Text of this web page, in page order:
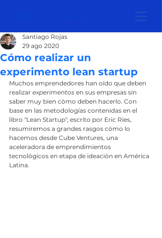
Cómo realizar un
experimento lean startup
Santiago Rojas
29 ago 2020
Muchos emprendedores han oído que deben
realizar experimentos en sus empresas sin
saber muy bien cómo deben hacerlo. Con
base en las metodologías contenidas en el
libro "Lean Startup", escrito por Eric Ries,
resumiremos a grandes rasgos cómo lo
hacemos desde Cube Ventures, una
aceleradora de emprendimientos
tecnológicos en etapa de ideación en América
Latina.